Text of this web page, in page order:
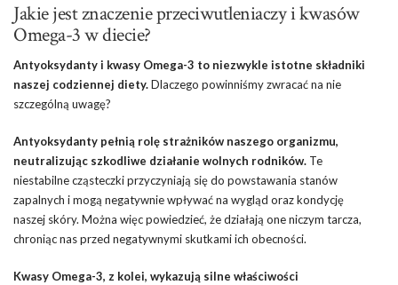
Jakie jest znaczenie przeciwutleniaczy i kwasów
Omega-3 w diecie?
Antyoksydanty i kwasy Omega-3 to niezwykle istotne składniki
naszej codziennej diety.Dlaczego powinniśmy zwracać na nie
szczególną uwagę?
Antyoksydanty pełnią rolę strażników naszego organizmu,
neutralizując szkodliwe działanie wolnych rodników. Te
niestabilne cząsteczki przyczyniają się do powstawania stanów
zapalnych i mogą negatywnie wpływać na wygląd oraz kondycję
naszej skóry. Można więc powiedzieć, że działają one niczym tarcza,
chroniąc nas przed negatywnymi skutkami ich obecności.
Kwasy Omega-3, z kolei, wykazują silne właściwości